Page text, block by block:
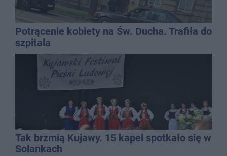
Potrącenie kobiety na Św. Ducha. Trafiła do
szpitala
Tak brzmią Kujawy. 15 kapel spotkało się w
Solankach